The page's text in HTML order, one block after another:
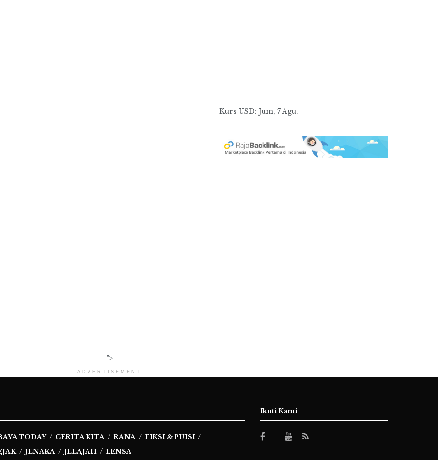
Kurs USD: Jum, 7 Agu.
">
ADVERTISEMENT
TODAY CERITA KITA RANA
FIKSI & PUISI
JENAKA JELAJAH LENSA
Ikuti Kami